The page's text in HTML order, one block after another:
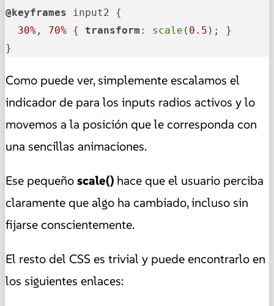
@keyframes input2 {
30% , 70% { transform : scale ( 0.5 ); }
}
Como puede ver, simplemente escalamos el
indicador de para los inputs radios activos y lo
movemos a la posición que le corresponda con
una sencillas animaciones.
Ese pequeñoscale() hace que el usuario perciba
claramente que algo ha cambiado, incluso sin
fijarse conscientemente.
El resto del CSS es trivial y puede encontrarlo en
los siguientes enlaces: